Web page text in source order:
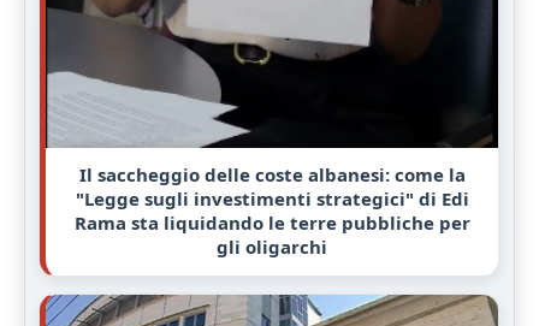
Il saccheggio delle coste albanesi: come la
"Legge sugli investimenti strategici" di Edi
Rama sta liquidando le terre pubbliche per
gli oligarchi